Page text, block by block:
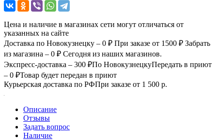
Цена и наличие в магазинах сети могут отличаться от
указанных на сайте
Доставка по Новокузнецку – 0 ₽ При заказе от 1500 ₽ Забрать
из магазина – 0 ₽ Сегодня из наших магазинов.
Экспресс-доставка – 300 ₽По НовокузнецкуПередать в приют
– 0 ₽Товар будет передан в приют
Курьерская доставка по РФПри заказе от 1 500 р.
Описание
Отзывы
Задать вопрос
Наличие